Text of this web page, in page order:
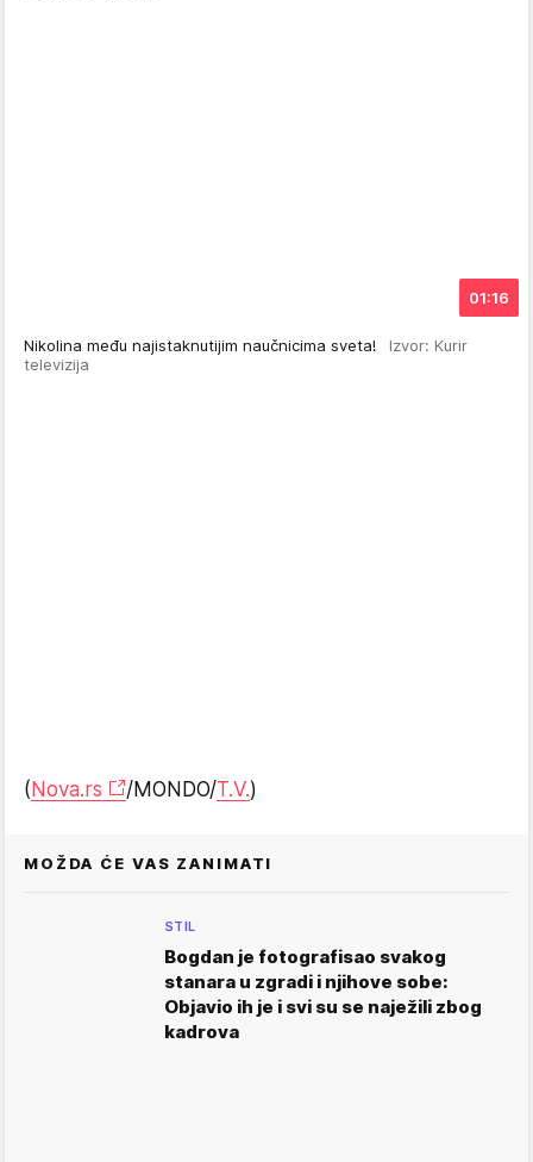
01:16
Nikolina među najistaknutijim naučnicima sveta! Izvor: Kurir
televizija
( Nova.rs /MONDO/T.V.)
MOŽDA ĆE VAS ZANIMATI
STIL
Bogdan je fotografisao svakog
stanara u zgradi i njihove sobe:
Objavio ih je i svi su se naježili zbog
kadrova